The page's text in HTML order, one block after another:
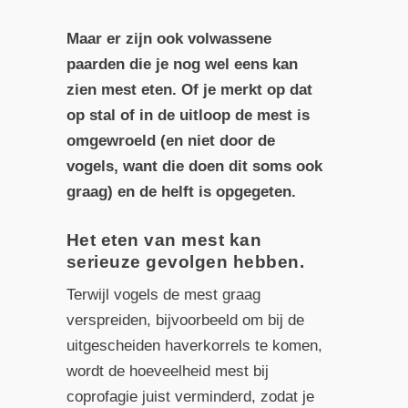
Maar er zijn ook volwassene
paarden die je nog wel eens kan
zien mest eten. Of je merkt op dat
op stal of in de uitloop de mest is
omgewroeld (en niet door de
vogels, want die doen dit soms ook
graag) en de helft is opgegeten.
Het eten van mest kan
serieuze gevolgen hebben.
Terwijl vogels de mest graag
verspreiden, bijvoorbeeld om bij de
uitgescheiden haverkorrels te komen,
wordt de hoeveelheid mest bij
coprofagie juist verminderd, zodat je